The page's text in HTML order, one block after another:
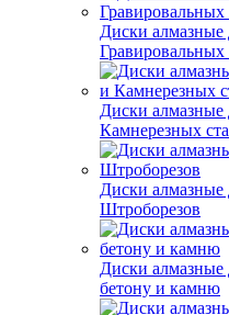
Диски алмазные
Диски алмазные
Камнерезных
Диски
Штроборезов
Диски
бетону и камню